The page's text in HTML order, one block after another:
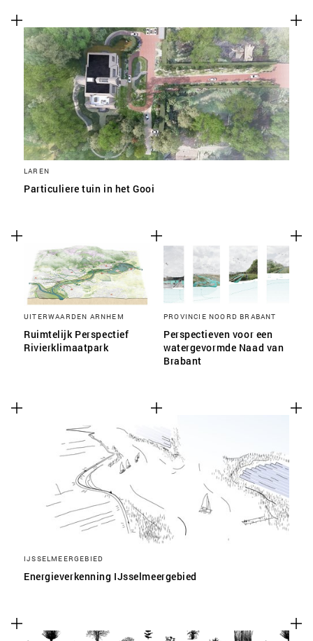
LAREN
Particuliere tuin in het Gooi
UITERWAARDEN ARNHEM
Ruimtelijk Perspectief
Rivierklimaatpark
PROVINCIE NOORD BRABANT
Perspectieven voor een
watergevormde Naad van
Brabant
IJSSELMEERGEBIED
Energieverkenning IJsselmeergebied
SLA VOORKEUREN OP